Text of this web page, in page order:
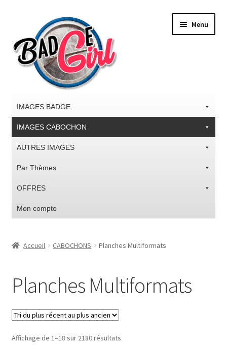
la
navigation
contenu
Menu
IMAGES BADGE
IMAGES CABOCHON
AUTRES IMAGES
Par Thèmes
OFFRES
Mon compte
#2771 (pas de titre)
#5610 (pas de titre)
#5740 (pas de titre)
Accueil CABOCHONS Planches Multiformats
Planches Multiformats
Affichage de 1–18 sur 2180 résultatsTrié